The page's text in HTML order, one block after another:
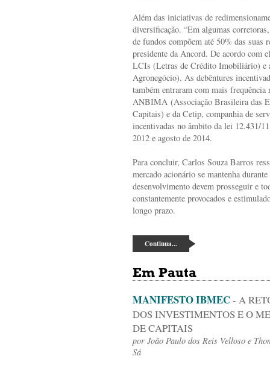
Além das iniciativas de
diversificação. “Em algumas
de fundos compõem até 50% das suas
presidente da Ancord. De acordo com
LCIs (Letras de Crédito Imobiliário) e
Agronegócio). As debêntures
também entraram com mais frequência
ANBIMA (Associação Brasileira das
Capitais) e da Cetip, companhia de
incentivadas no âmbito da lei 12.431/
2012 e agosto de 2014.
Para concluir, Carlos Souza Barros
mercado acionário se mantenha
desenvolvimento devem prosseguir e
constantemente provocados e
longo prazo.
Continua...
Em Pauta
MANIFESTO IBMEC- A
DOS INVESTIMENTOS E O
DE CAPITAIS
por João Paulo dos Reis Velloso e
Sá